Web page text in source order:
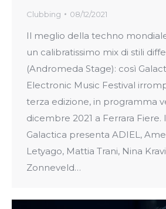
Clubbing 08/12/2021
Il meglio della techno
un calibratissimo mix di stili
(Andromeda Stage): così
Electronic Music Festival
terza edizione, in programma
dicembre 2021 a Ferrara Fiere.
Galactica presenta ADIEL,
Letyago, Mattia Trani, Nina
Zonneveld…